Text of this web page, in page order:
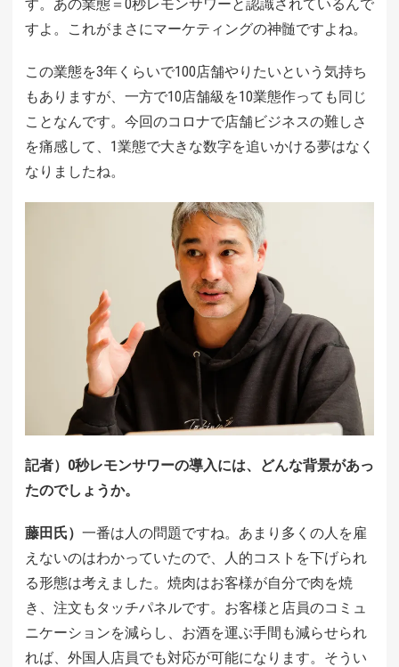
す。あの業態＝0秒レモンサワーと認識されているんで
すよ。これがまさにマーケティングの神髄ですよね。
この業態を3年くらいで100店舗やりたいという気持ち
もありますが、一方で10店舗級を10業態作っても同じ
ことなんです。今回のコロナで店舗ビジネスの難しさ
を痛感して、1業態で大きな数字を追いかける夢はなく
なりましたね。
記者）0秒レモンサワーの導入には、どんな背景があっ
たのでしょうか。
藤田氏） 一番は人の問題ですね。あまり多くの人を雇
えないのはわかっていたので、人的コストを下げられ
る形態は考えました。焼肉はお客様が自分で肉を焼
き、注文もタッチパネルです。お客様と店員のコミュ
ニケーションを減らし、お酒を運ぶ手間も減らせられ
れば、外国人店員でも対応が可能になります。そうい